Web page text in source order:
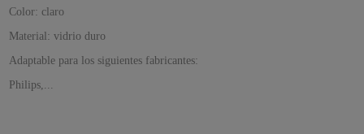
Color: claro
Material: vidrio duro
Adaptable para los siguientes fabricantes:
Philips,...